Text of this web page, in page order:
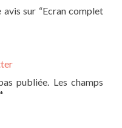
sur “Ecran complet
publiée. Les champs
*